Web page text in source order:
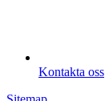
Kontakta oss